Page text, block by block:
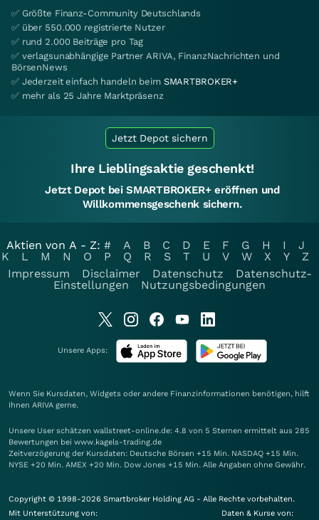
✅ Größte Finanz-Community Deutschlands
✅ über 550.000 registrierte Nutzer
✅ rund 2.000 Beiträge pro Tag
✅ verlagsunabhängige Partner ARIVA, FinanzNachrichten und
BörsenNews
✅ Jederzeit einfach handeln beim SMARTBROKER+
✅ mehr als 25 Jahre Marktpräsenz
Jetzt Depot sichern
Ihre Lieblingsaktie geschenkt!
Jetzt Depot bei SMARTBROKER+ eröffnen und
Willkommensgeschenk sichern.
Aktien von A - Z: # A B C D E F G H I
J
K
L M N O P Q R S T U V W X Y
Z
Impressum
Disclaimer Datenschutz
Datenschutz-
Einstellungen
Nutzungsbedingungen
Unsere Apps:
Wenn Sie Kursdaten, Widgets oder andere Finanzinformationen benötigen, hilft
Ihnen ARIVA gerne.
Unsere User schätzen wallstreet-online.de: 4.8 von 5 Sternen ermittelt aus 285
Bewertungen bei www.kagels-trading.de
Zeitverzögerung der Kursdaten: Deutsche Börsen +15 Min. NASDAQ +15 Min.
NYSE +20 Min. AMEX +20 Min. Dow Jones +15 Min. Alle Angaben ohne Gewähr.
Copyright © 1998-2026 Smartbroker Holding AG - Alle Rechte vorbehalten.
Mit Unterstützung von:
Daten & Kurse von: